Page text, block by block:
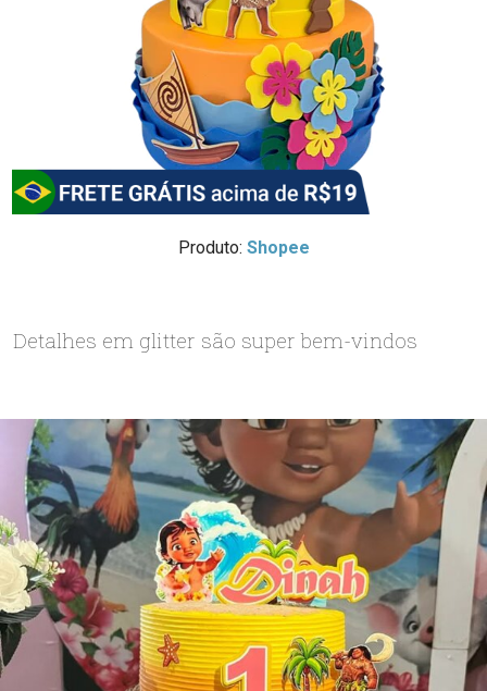
Produto: Shopee
Detalhes em glitter são super bem-vindos